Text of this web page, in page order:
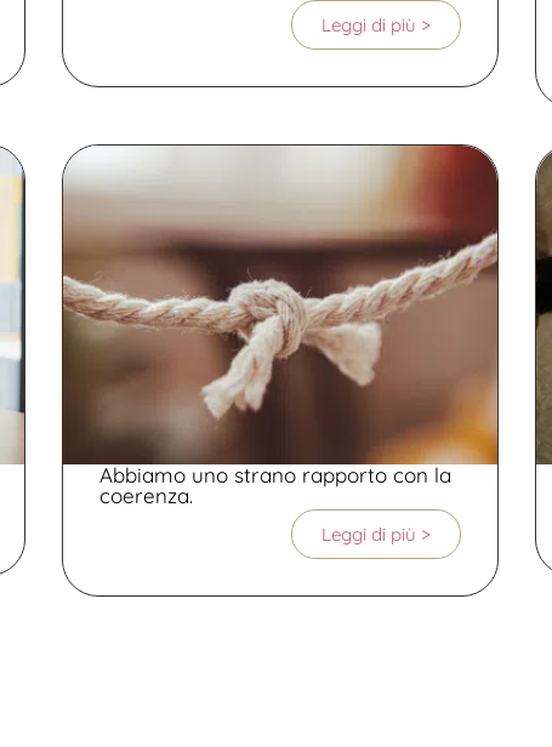
Leggi di più >
Abbiamo uno strano rapporto con la
coerenza.
Leggi di più >